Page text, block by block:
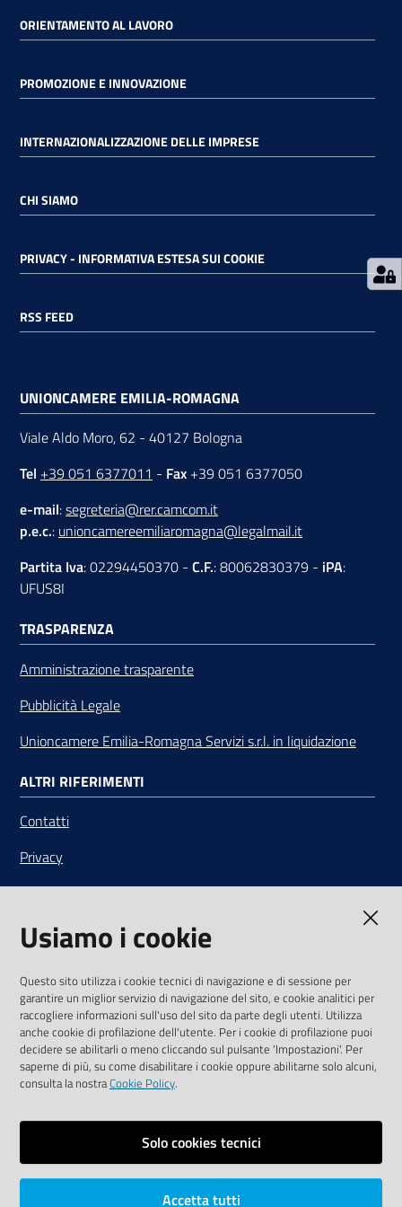
su
ORIENTAMENTO AL LAVORO
PROMOZIONE E INNOVAZIONE
INTERNAZIONALIZZAZIONE DELLE IMPRESE
CHI SIAMO
PRIVACY - INFORMATIVA ESTESA SUI COOKIE
RSS FEED
UNIONCAMERE EMILIA-ROMAGNA
Viale Aldo Moro, 62 - 40127 Bologna
Tel +39 051 6377011 - Fax +39 051 6377050
e-mail:segreteria@rer.camcom.it
p.e.c.: unioncamereemiliaromagna@legalmail.it
Partita Iva: 02294450370 - C.F.: 80062830379 - iPA:
UFUS8I
TRASPARENZA
Amministrazione trasparente
Pubblicità Legale
Unioncamere Emilia-Romagna Servizi s.r.l. in liquidazione
ALTRI RIFERIMENTI
Contatti
Privacy
Note legali
Media Policy
SEGUICI SU
YoutubeTwitterLinkedinFacebookInstagram
Vai alla pagina
Area riservata
Usiamo i cookie
Questo sito utilizza i cookie tecnici di navigazione e di sessione per
garantire un miglior servizio di navigazione del sito, e cookie analitici per
raccogliere informazioni sull'uso del sito da parte degli utenti. Utilizza
anche cookie di profilazione dell'utente. Per i cookie di profilazione puoi
decidere se abilitarli o meno cliccando sul pulsante 'Impostazioni'. Per
saperne di più, su come disabilitare i cookie oppure abilitarne solo alcuni,
consulta la nostraCookie Policy.
Solo cookies tecnici
Accetta tutti